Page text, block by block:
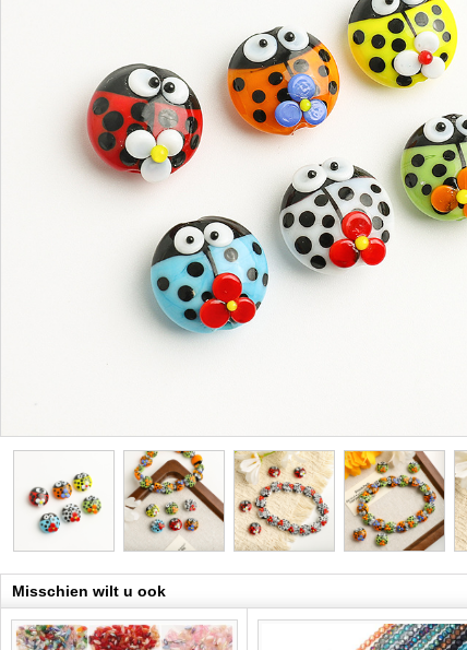
Misschien wilt u ook